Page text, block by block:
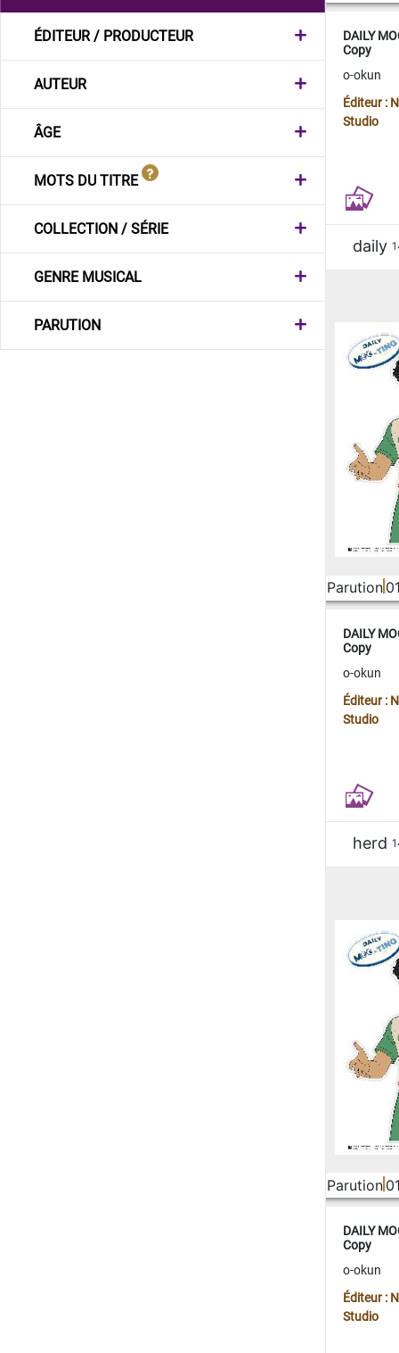
ÉDITEUR / PRODUCTEUR
AUTEUR
ÂGE
MOTS DU TITRE
COLLECTION / SÉRIE
GENRE MUSICAL
PARUTION
DAILY
Copy
o-okun
Éditeur :
Studio
daily
Parution
DAILY
Copy
o-okun
Éditeur :
Studio
herd
Parution
DAILY
Copy
o-okun
Éditeur :
Studio